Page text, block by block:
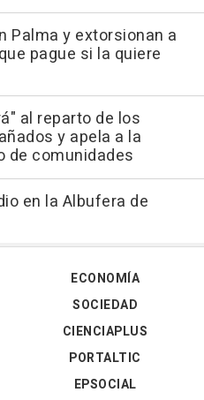
Palma y extorsionan a
pague si la quiere
al reparto de los
y apela a la
de comunidades
en la Albufera de
ECONOMÍA
SOCIEDAD
CIENCIAPLUS
PORTALTIC
EPSOCIAL